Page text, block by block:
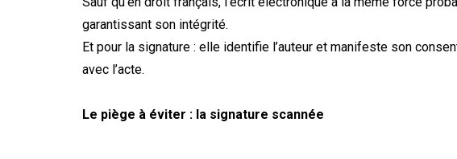
garantissant son intégrité.
Et pour la signature : elle identifie l’auteur et manifeste son
avec l’acte.
Le piège à éviter : la signature scannée